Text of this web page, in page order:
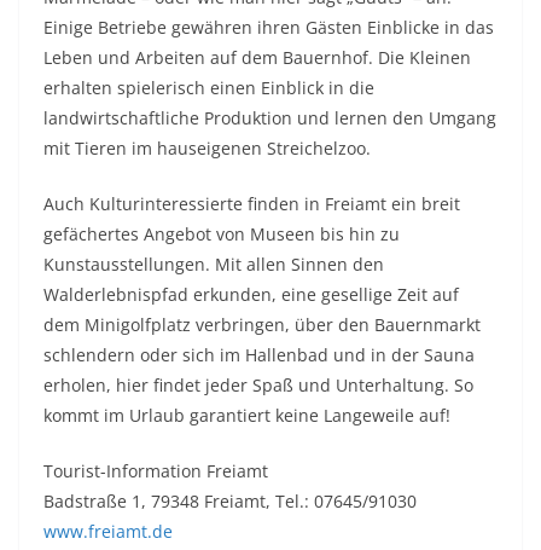
Einige Betriebe gewähren ihren Gästen Einblicke in das
Leben und Arbeiten auf dem Bauernhof. Die Kleinen
erhalten spielerisch einen Einblick in die
landwirtschaftliche Produktion und lernen den Umgang
mit Tieren im hauseigenen Streichelzoo.
Auch Kulturinteressierte finden in Freiamt ein breit
gefächertes Angebot von Museen bis hin zu
Kunstausstellungen. Mit allen Sinnen den
Walderlebnispfad erkunden, eine gesellige Zeit auf
dem Minigolfplatz verbringen, über den Bauernmarkt
schlendern oder sich im Hallenbad und in der Sauna
erholen, hier findet jeder Spaß und Unterhaltung. So
kommt im Urlaub garantiert keine Langeweile auf!
Tourist-Information Freiamt
Badstraße 1, 79348 Freiamt, Tel.: 07645/91030
www.freiamt.de